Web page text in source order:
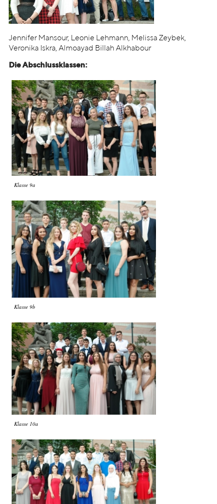
Jennifer Mansour, Leonie Lehmann, Melissa Zeybek,
Veronika Iskra, Almoayad Billah Alkhabour
Die Abschlussklassen:
Klasse 9a
Klasse 9b
Klasse 10a